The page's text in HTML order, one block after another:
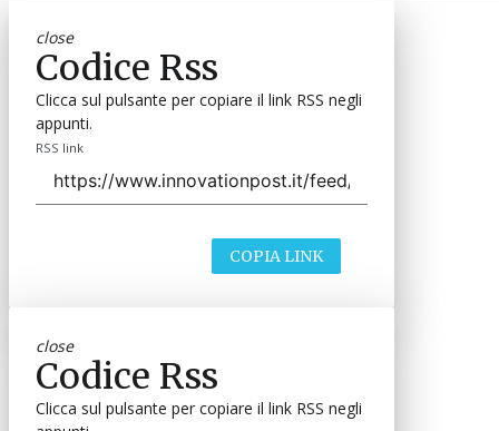
close
Codice Rss
Clicca sul pulsante per copiare il link RSS negli
appunti.
RSS link
COPIA LINK
close
Codice Rss
Clicca sul pulsante per copiare il link RSS negli